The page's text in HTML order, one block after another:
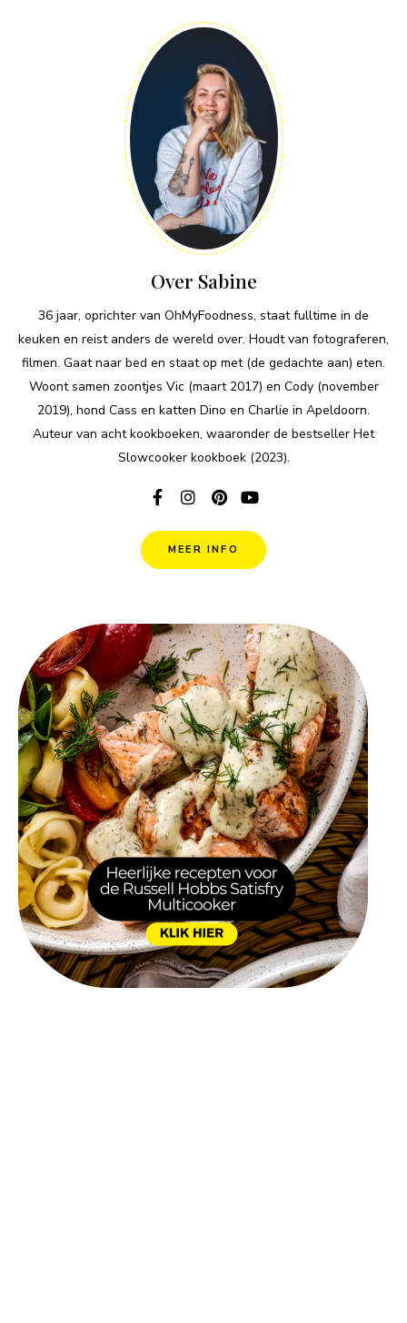
Over Sabine
36 jaar, oprichter van OhMyFoodness, staat fulltime in de
keuken en reist anders de wereld over. Houdt van fotograferen,
filmen. Gaat naar bed en staat op met (de gedachte aan) eten.
Woont samen zoontjes Vic (maart 2017) en Cody (november
2019), hond Cass en katten Dino en Charlie in Apeldoorn.
Auteur van acht kookboeken, waaronder de bestseller Het
Slowcooker kookboek (2023).
MEER INFO